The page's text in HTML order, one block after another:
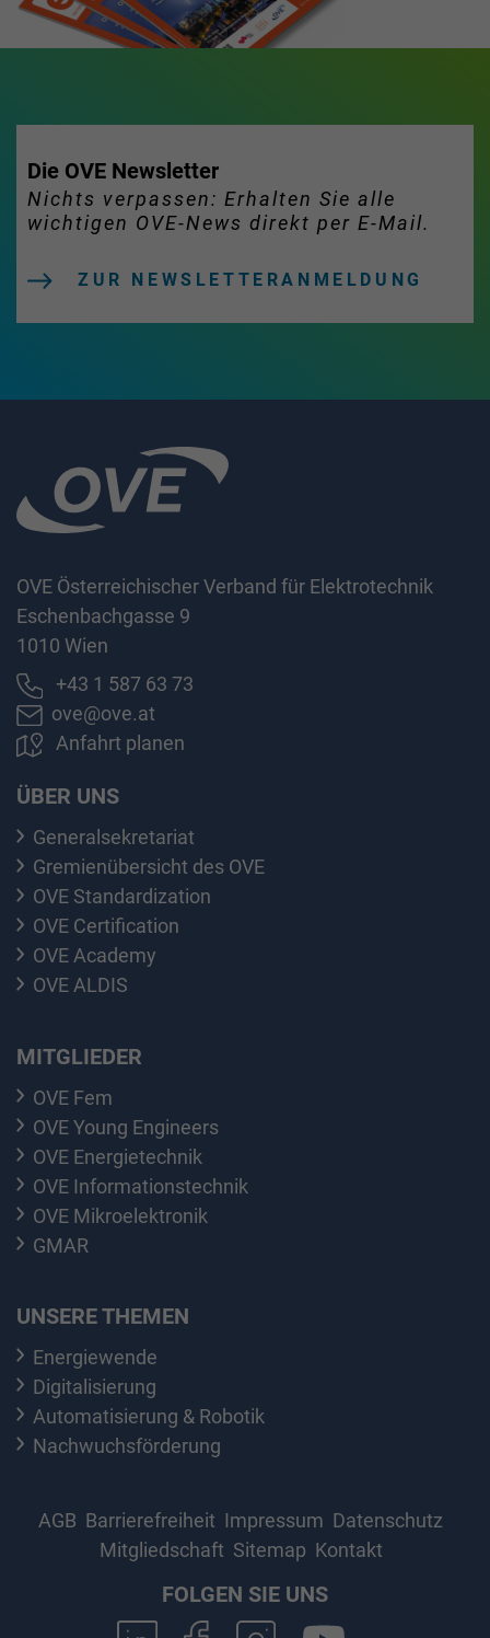
Die OVE Newsletter
Nichts verpassen: Erhalten Sie alle
wichtigen OVE-News direkt per E-Mail.
ZUR NEWSLETTERANMELDUNG
OVE Österreichischer Verband für Elektrotechnik
Eschenbachgasse 9
1010 Wien
+43 1 587 63 73
ove@ove.at
Anfahrt planen
ÜBER UNS
Generalsekretariat
Gremienübersicht des OVE
OVE Standardization
OVE Certification
OVE Academy
OVE ALDIS
MITGLIEDER
OVE Fem
OVE Young Engineers
OVE Energietechnik
OVE Informationstechnik
OVE Mikroelektronik
GMAR
UNSERE THEMEN
Energiewende
Digitalisierung
Automatisierung & Robotik
Nachwuchsförderung
AGB Barrierefreiheit Impressum Datenschutz
Mitgliedschaft Sitemap Kontakt
FOLGEN SIE UNS